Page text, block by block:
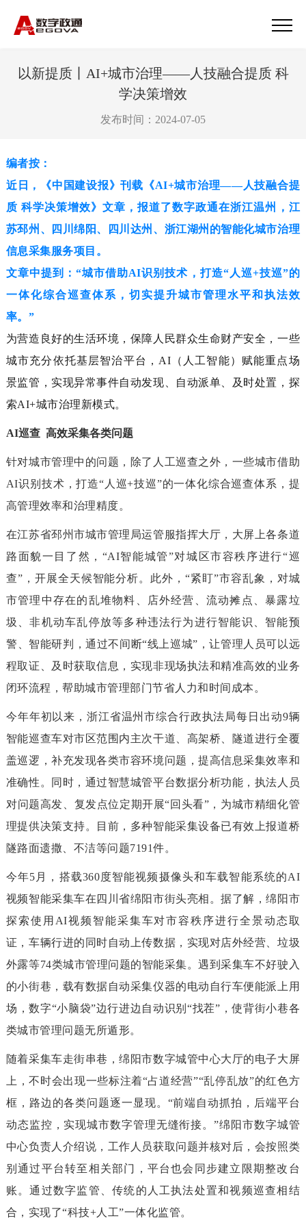
以新提质丨AI+城市治理——人技融合提质 科
学决策增效
发布时间：2024-07-05
编者按：
近日，《中国建设报》刊载《AI+城市治理——人技融合提
质 科学决策增效》文章，报道了数字政通在浙江温州，江
苏邳州、四川绵阳、四川达州、浙江湖州的智能化城市治理
信息采集服务项目。
文章中提到：“城市借助AI识别技术，打造“人巡+技巡”的
一体化综合巡查体系，切实提升城市管理水平和执法效
率。”
为营造良好的生活环境，保障人民群众生命财产安全，一些
城市充分依托基层智治平台，AI（人工智能）赋能重点场
景监管，实现异常事件自动发现、自动派单、及时处置，探
索AI+城市治理新模式。
AI巡查 高效采集各类问题
针对城市管理中的问题，除了人工巡查之外，一些城市借助
AI识别技术，打造“人巡+技巡”的一体化综合巡查体系，提
高管理效率和治理精度。
在江苏省邳州市城市管理局运管服指挥大厅，大屏上各条道
路面貌一目了然，“AI智能城管”对城区市容秩序进行“巡
查”，开展全天候智能分析。此外，“紧盯”市容乱象，对城
市管理中存在的乱堆物料、店外经营、流动摊点、暴露垃
圾、非机动车乱停放等多种违法行为进行智能识、智能预
警、智能研判，通过不间断“线上巡城”，让管理人员可以远
程取证、及时获取信息，实现非现场执法和精准高效的业务
闭环流程，帮助城市管理部门节省人力和时间成本。
今年年初以来，浙江省温州市综合行政执法局每日出动9辆
智能巡查车对市区范围内主次干道、高架桥、隧道进行全覆
盖巡逻，补充发现各类市容环境问题，提高信息采集效率和
准确性。同时，通过智慧城管平台数据分析功能，执法人员
对问题高发、复发点位定期开展“回头看”，为城市精细化管
理提供决策支持。目前，多种智能采集设备已有效上报道桥
隧路面遗撒、不洁等问题7191件。
今年5月，搭载360度智能视频摄像头和车载智能系统的AI
视频智能采集车在四川省绵阳市街头亮相。据了解，绵阳市
探索使用AI视频智能采集车对市容秩序进行全景动态取
证，车辆行进的同时自动上传数据，实现对店外经营、垃圾
外露等74类城市管理问题的智能采集。遇到采集车不好驶入
的小街巷，载有数据自动采集仪器的电动自行车便能派上用
场，数字“小脑袋”边行进边自动识别“找茬”，使背街小巷各
类城市管理问题无所遁形。
随着采集车走街串巷，绵阳市数字城管中心大厅的电子大屏
上，不时会出现一些标注着“占道经营”“乱停乱放”的红色方
框，路边的各类问题逐一显现。“前端自动抓拍，后端平台
动态监控，实现城市数字管理无缝衔接。”绵阳市数字城管
中心负责人介绍说，工作人员获取问题并核对后，会按照类
别通过平台转至相关部门，平台也会同步建立限期整改台
账。通过数字监管、传统的人工执法处置和视频巡查相结
合，实现了“科技+人工”一体化监管。